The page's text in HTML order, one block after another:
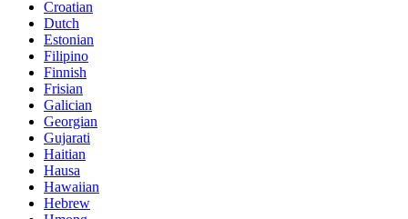
Croatian
Dutch
Estonian
Filipino
Finnish
Frisian
Galician
Georgian
Gujarati
Haitian
Hausa
Hawaiian
Hebrew